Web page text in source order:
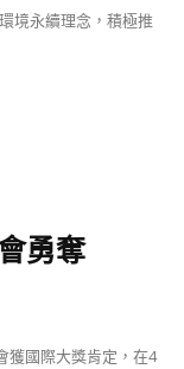
境永續理念，積極推
勇奪
獲國際大獎肯定，在4